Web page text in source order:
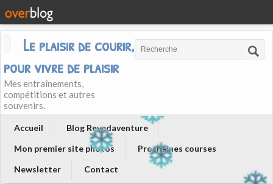
Le plaisir de courir, courir
pour vivre de plaisir
Mes entraînements,
compétitions et autres
souvenirs.
Accueil
Blog Revedaventure
Mon premier site photos
Prochaines courses
Newsletter
Contact